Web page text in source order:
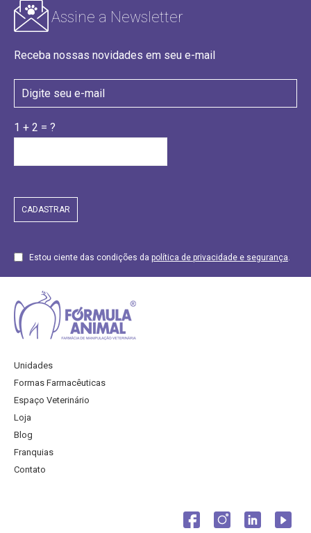
Assine a Newsletter
Receba nossas novidades em seu e-mail
1 + 2 = ?
Estou ciente das condições da política de privacidade e segurança.
Unidades
Formas Farmacêuticas
Espaço Veterinário
Loja
Blog
Franquias
Contato